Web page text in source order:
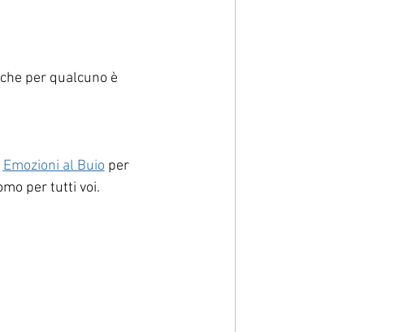
per qualcuno è
Emozioni al Buio per
per tutti voi.